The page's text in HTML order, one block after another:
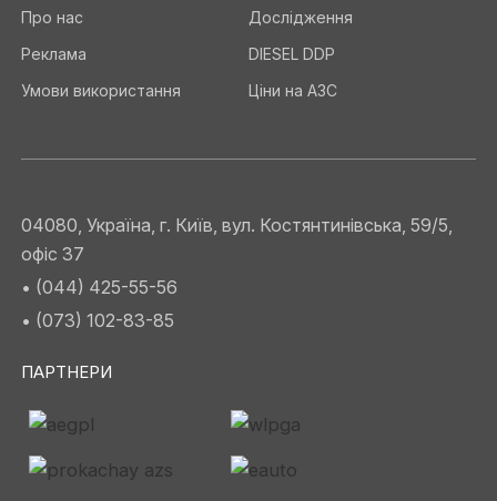
Про нас
Реклама
Умови використання
Дослідження
DIESEL DDP
Ціни на АЗС
04080, Україна, г. Київ, вул. Костянтинівська, 59/5,
офіс 37
• (044) 425-55-56
• (073) 102-83-85
ПАРТНЕРИ